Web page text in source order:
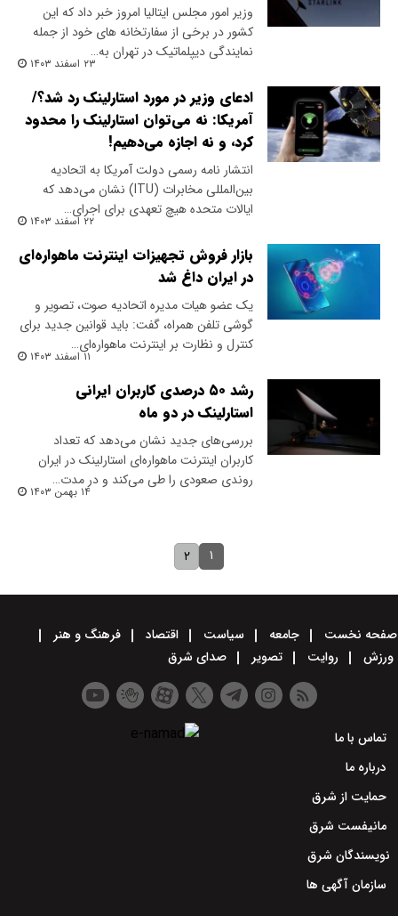
وزیر امور مجلس ایتالیا امروز خبر داد که این
کشور در برخی از سفارتخانه های خود از جمله
نمایندگی دیپلماتیک در تهران به…
۲۳ اسفند ۱۴۰۳
ادعای وزیر در مورد استارلینک رد شد؟/
آمریکا: نه می‌توان استارلینک را محدود
کرد، و نه اجازه می‌دهیم!
انتشار نامه رسمی دولت آمریکا به اتحادیه
بین‌المللی مخابرات (ITU) نشان می‌دهد که
ایالات متحده هیچ تعهدی برای اجرای…
۲۲ اسفند ۱۴۰۳
بازار فروش تجهیزات اینترنت ماهواره‌ای
در ایران داغ شد
یک عضو هیات مدیره اتحادیه صوت، تصویر و
گوشی تلفن همراه، گفت: باید قوانین جدید برای
کنترل و نظارت بر اینترنت ماهواره‌ای…
۱۱ اسفند ۱۴۰۳
رشد ۵۰ درصدی کاربران ایرانی
استارلینک در دو ماه
بررسی‌های جدید نشان می‌دهد که تعداد
کاربران اینترنت ماهواره‌ای استارلینک در ایران
روندی صعودی را طی می‌کند و در مدت…
۱۴ بهمن ۱۴۰۳
۱ ۲
صفحه نخست جامعه سیاست اقتصاد
فرهنگ و هنر
ورزش
روایت تصویر صدای شرق
تماس با ما
درباره ما
حمایت از شرق
مانیفست شرق
نویسندگان شرق
سازمان آگهی ها